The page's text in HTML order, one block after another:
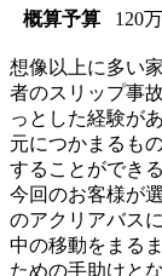
概算予算
120
想像以上に多い
者のスリップ事
っとした経験が
元につかまるも
することができ
今回のお客様が
のアクリアバス
中の移動をまる
ための手助けと